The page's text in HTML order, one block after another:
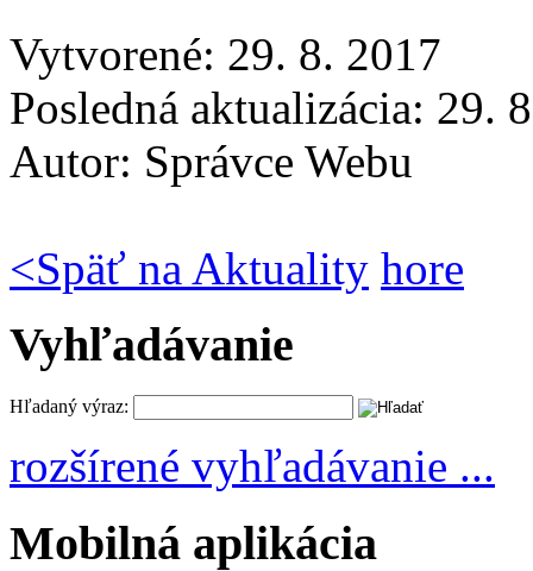
Vytvorené: 29. 8. 2017
Posledná aktualizácia: 29.
Autor: Správce Webu
<Späť na Aktuality hore
Vyhľadávanie
Hľadaný výraz:
rozšírené vyhľadávanie ...
Mobilná aplikácia